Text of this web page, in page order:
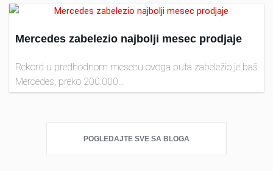
Mercedes zabelezio najbolji mesec prodjaje
Rekord u predhodnom mesecu ovoga puta zabeležio je baš
Mercedes, preko 200.000...
POGLEDAJTE SVE SA BLOGA